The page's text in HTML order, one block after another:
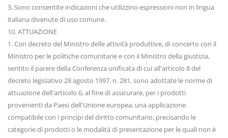
3. Sono consentite indicazioni che utilizzino espressioni non in lingua
italiana divenute di uso comune.
10. ATTUAZIONE
1. Con decreto del Ministro delle attività produttive, di concerto con il
Ministro per le politiche comunitarie e con il Ministro della giustizia,
sentito il parere della Conferenza unificata di cui all'articolo 8 del
decreto legislativo 28 agosto 1997, n. 281, sono adottate le norme di
attuazione dell'articolo 6, al fine di assicurare, per i prodotti
provenienti da Paesi dell'Unione europea, una applicazione
compatibile con i princìpi del diritto comunitario, precisando le
categorie di prodotti o le modalità di presentazione per le quali non è